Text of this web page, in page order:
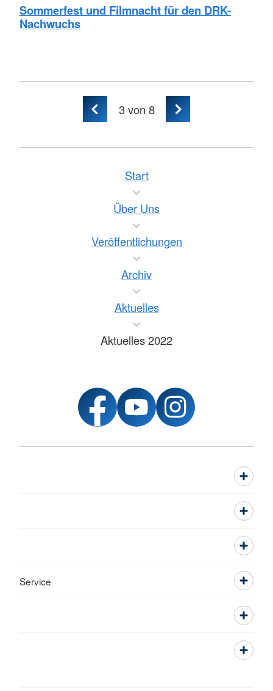
Sommerfest und Filmnacht für den DRK-
Nachwuchs
3von 8
Start
Über Uns
Veröffentlichungen
Archiv
Aktuelles
Aktuelles 2022
Service